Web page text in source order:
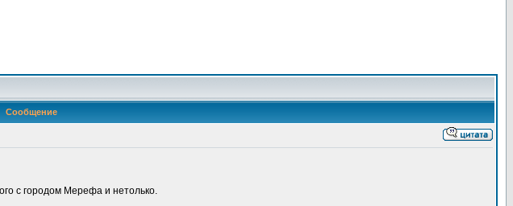
Сообщение
с городом Мерефа и нетолько.